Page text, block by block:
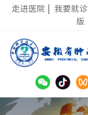
走进医院 我要就诊
版